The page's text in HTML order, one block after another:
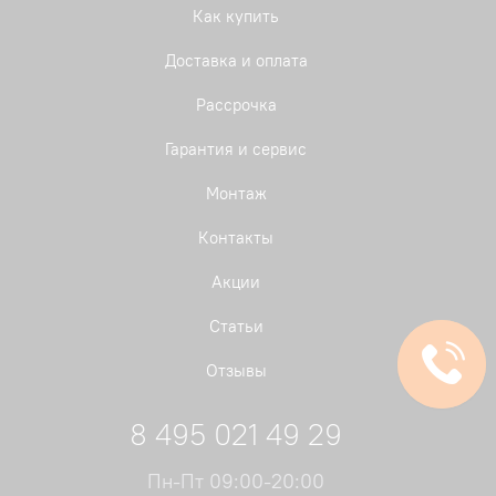
Как купить
Доставка и оплата
Рассрочка
Гарантия и сервис
Монтаж
Контакты
Акции
Статьи
Отзывы
8 495 021 49 29
Пн-Пт 09:00-20:00